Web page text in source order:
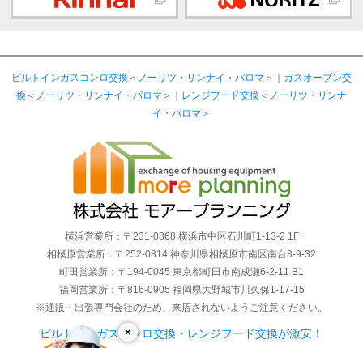
×
ビルトインガスコンロ交換 ＜ ノーリツ ・ リンナイ ・ パロマ ＞｜ ガスオーブン交
換 ＜ ノーリツ ・ リンナイ ・ パロマ ＞｜ レンジフード交換 ＜ ノーリツ ・ リンナ
イ ・ パロマ ＞
横浜営業所：〒231-0868 横浜市中区石川町1-13-2 1F
相模原営業所：〒252-0314 神奈川県相模原市南区南台3-9-32
町田営業所：〒194-0045 東京都町田市南成瀬6-2-11 B1
福岡営業所：〒816-0905 福岡県大野城市川久保1-17-15
※通販・出張専門会社のため、来店されないようご注意ください。
ビルトインガスコンロ交換・レンジフード交換が激安！